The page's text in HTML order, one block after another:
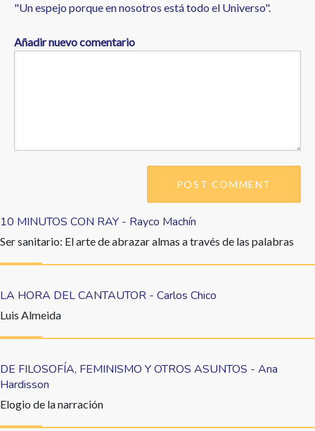
"Un espejo porque en nosotros está todo el Universo".
Añadir nuevo comentario
10 MINUTOS CON RAY - Rayco Machín
Ser sanitario: El arte de abrazar almas a través de las palabras
LA HORA DEL CANTAUTOR - Carlos Chico
Luis Almeida
DE FILOSOFÍA, FEMINISMO Y OTROS ASUNTOS - Ana
Hardisson
Elogio de la narración